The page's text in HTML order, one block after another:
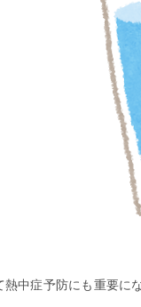
中症予防にも重要に